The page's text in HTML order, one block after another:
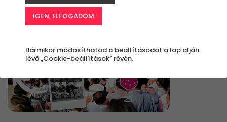
IGEN, ELFOGADOM
Bármikor módosíthatod a beállításodat a lap alján
lévő „Cookie-beállítások” révén.